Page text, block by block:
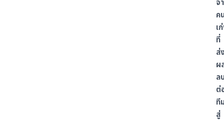
จ
ค
เ
ที่
ส่
ผ
ล
ต่
ที
สู่